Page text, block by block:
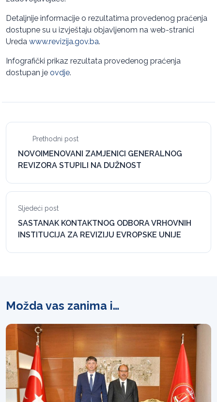
Detaljnije informacije o rezultatima provedenog praćenja
dostupne su u izvještaju objavljenom na web-stranici
Ureda www.revizija.gov.ba.
Infografički prikaz rezultata provedenog praćenja
dostupan je ovdje.
Prethodni post
NOVOIMENOVANI ZAMJENICI GENERALNOG
REVIZORA STUPILI NA DUŽNOST
Sljedeći post
SASTANAK KONTAKTNOG ODBORA VRHOVNIH
INSTITUCIJA ZA REVIZIJU EVROPSKE UNIJE
Možda vas zanima i…